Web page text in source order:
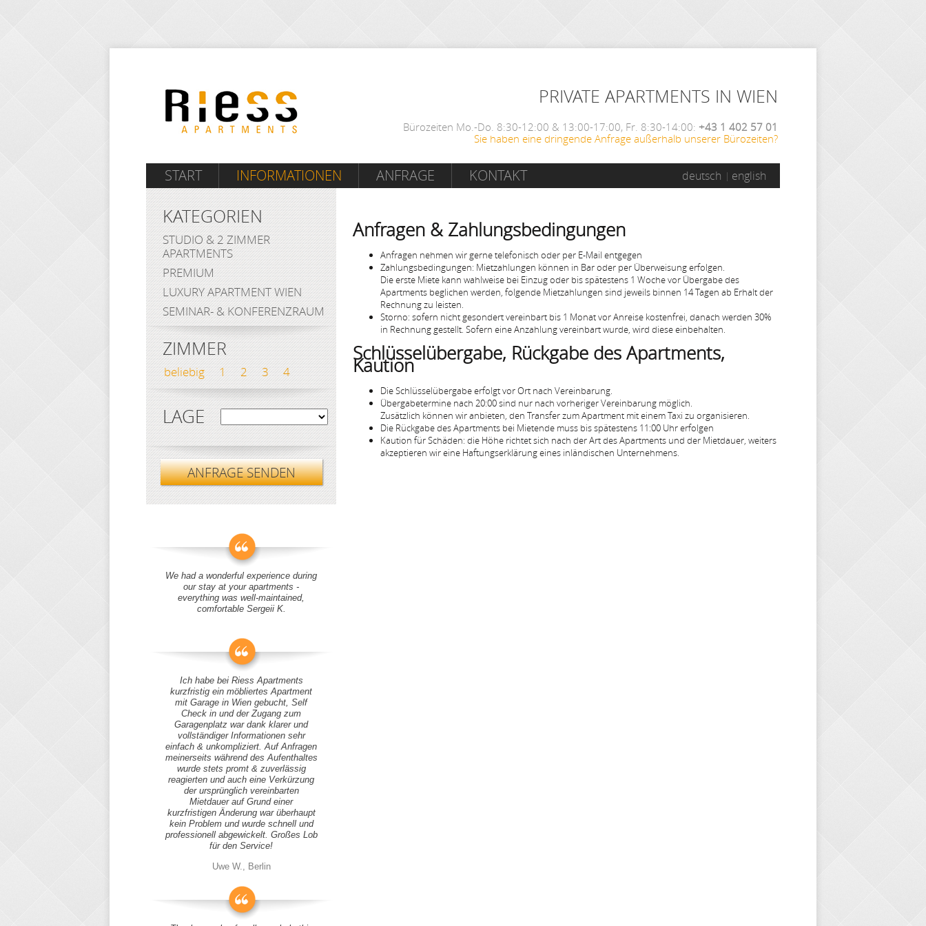
PRIVATE APARTMENTS IN WIEN
Bürozeiten Mo.-Do. 8:30-12:00 & 13:00-17:00, Fr. 8:30-14:00: +43 1 402 57 01
Sie haben eine dringende Anfrage außerhalb unserer Bürozeiten?
START INFORMATIONEN ANFRAGE KONTAKT deutsch english
Anfragen & Zahlungsbedingungen
Anfragen nehmen wir gerne telefonisch oder per E-Mail entgegen
Zahlungsbedingungen: Mietzahlungen können in Bar oder per Überweisung erfolgen.
Die erste Miete kann wahlweise bei Einzug oder bis spätestens 1 Woche vor Übergabe des
Apartments beglichen werden, folgende Mietzahlungen sind jeweils binnen 14 Tagen ab Erhalt der
Rechnung zu leisten.
Storno: sofern nicht gesondert vereinbart bis 1 Monat vor Anreise kostenfrei, danach werden 30%
in Rechnung gestellt. Sofern eine Anzahlung vereinbart wurde, wird diese einbehalten.
Schlüsselübergabe, Rückgabe des Apartments,
Kaution
Die Schlüsselübergabe erfolgt vor Ort nach Vereinbarung.
Übergabetermine nach 20:00 sind nur nach vorheriger Vereinbarung möglich.
Zusätzlich können wir anbieten, den Transfer zum Apartment mit einem Taxi zu organisieren.
Die Rückgabe des Apartments bei Mietende muss bis spätestens 11:00 Uhr erfolgen
Kaution für Schäden: die Höhe richtet sich nach der Art des Apartments und der Mietdauer, weiters
akzeptieren wir eine Haftungserklärung eines inländischen Unternehmens.
KATEGORIEN
STUDIO & 2 ZIMMER
APARTMENTS
PREMIUM
LUXURY APARTMENT WIEN
SEMINAR- & KONFERENZRAUM
ZIMMER
beliebig 1 2 3 4
LAGE
ANFRAGE SENDEN
We had a wonderful experience during
our stay at your apartments -
everything was well-maintained,
comfortable Sergeii K.
Ich habe bei Riess Apartments
kurzfristig ein möbliertes Apartment
mit Garage in Wien gebucht, Self
Check in und der Zugang zum
Garagenplatz war dank klarer und
vollständiger Informationen sehr
einfach & unkompliziert. Auf Anfragen
meinerseits während des Aufenthaltes
wurde stets promt & zuverlässig
reagierten und auch eine Verkürzung
der ursprünglich vereinbarten
Mietdauer auf Grund einer
kurzfristigen Änderung war überhaupt
kein Problem und wurde schnell und
professionell abgewickelt. Großes Lob
für den Service!
Uwe W., Berlin